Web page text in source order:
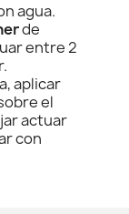
agua.
de
entre 2
aplicar
el
actuar
con